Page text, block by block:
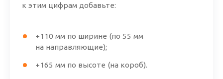
к этим цифрам добавьте:
+110 мм по ширине (по 55 мм
на направляющие);
+165 мм по высоте (на короб).